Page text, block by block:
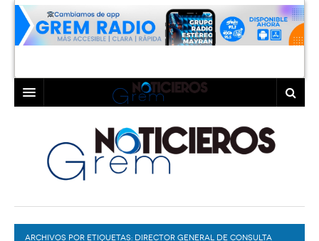
LAGUNA
TORREÓN
GÓMEZ PALACIO
LERDO
COAHUILA
DURANGO
DEPORTES
ARCHIVOS POR ETIQUETAS: DIRECTOR GENERAL DE CONSULTA